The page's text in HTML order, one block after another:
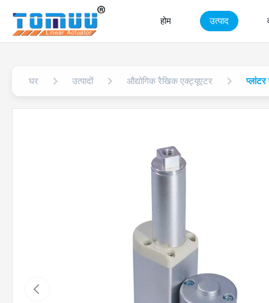
होम उत्पाद
घर उत्पादों औद्योगिक रैखिक एक्ट्यूएटर